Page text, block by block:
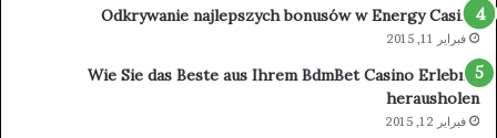
Odkrywanie najlepszych bonusów w Energy Casino
فبراير 11, 2015
Wie Sie das Beste aus Ihrem BdmBet Casino Erlebnis
herausholen
فبراير 12, 2015